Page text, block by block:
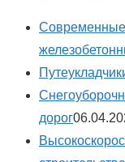
Современные
дорог